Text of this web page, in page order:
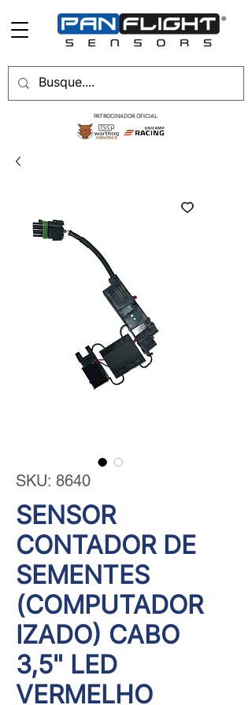
PATROCINADOR OFICIAL
SKU: 8640
SENSOR
CONTADOR DE
SEMENTES
(COMPUTADOR
IZADO) CABO
3,5" LED
VERMELHO